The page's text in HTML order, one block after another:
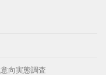
向実態調査